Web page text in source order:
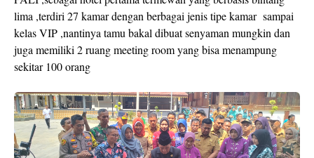
lima ,terdiri 27 kamar dengan berbagai jenis tipe kamar sampai
kelas VIP ,nantinya tamu bakal dibuat senyaman mungkin dan
juga memiliki 2 ruang meeting room yang bisa menampung
sekitar 100 orang